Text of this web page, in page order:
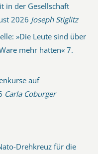
in der Gesellschaft
2026 Joseph Stiglitz
»Die Leute sind über
mehr hatten« 7.
auf
Carla Coburger
Drehkreuz für die